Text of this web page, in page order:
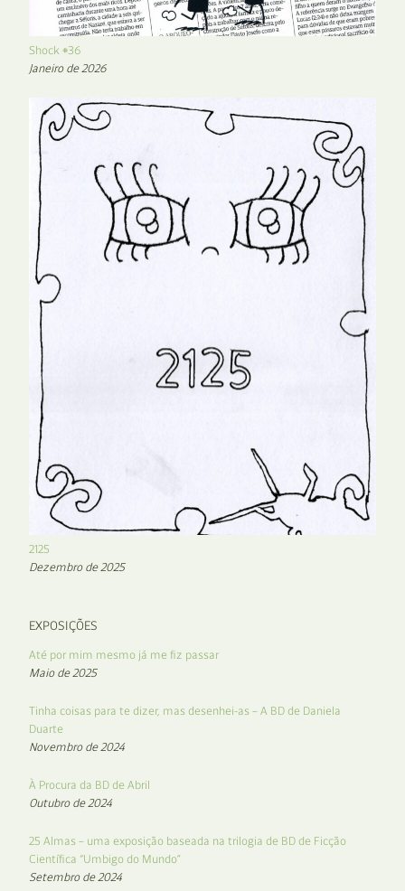
Shock #36
Janeiro de 2026
2125
Dezembro de 2025
EXPOSIÇÕES
Até por mim mesmo já me fiz passar
Maio de 2025
Tinha coisas para te dizer, mas desenhei-as – A BD de Daniela
Duarte
Novembro de 2024
À Procura da BD de Abril
Outubro de 2024
25 Almas – uma exposição baseada na trilogia de BD de Ficção
Científica “Umbigo do Mundo”
Setembro de 2024